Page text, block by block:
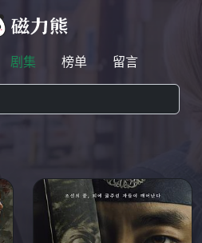
剧集 榜单 留言